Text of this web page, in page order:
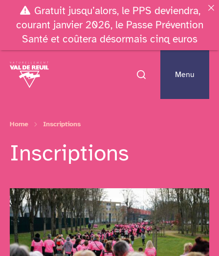
Menu
Home Inscriptions
Inscriptions
Gratuit jusqu’alors, le PPS deviendra,
courant janvier 2026, le Passe Prévention
Santé et coûtera désormais cinq euros